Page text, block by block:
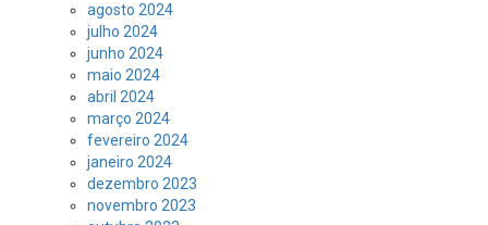
agosto 2024
julho 2024
junho 2024
maio 2024
abril 2024
março 2024
fevereiro 2024
janeiro 2024
dezembro 2023
novembro 2023